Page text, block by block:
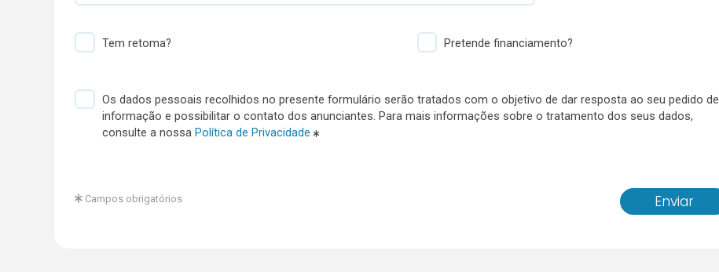
Tem retoma? Pretende financiamento?
Os dados pessoais recolhidos no presente formulário serão tratados com o objetivo de dar resposta ao seu pedido de
informação e possibilitar o contato dos anunciantes. Para mais informações sobre o tratamento dos seus dados,
consulte a nossa Política de Privacidade
Enviar
Campos obrigatórios